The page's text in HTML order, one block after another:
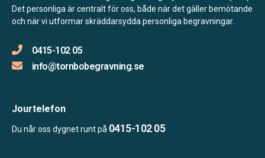
Det personliga är centralt för oss, både när det gäller bemötande
och när vi utformar skräddarsydda personliga begravningar.
0415-102 05
info@tornbobegravning.se
Jourtelefon
Du når oss dygnet runt på 0415-102 05